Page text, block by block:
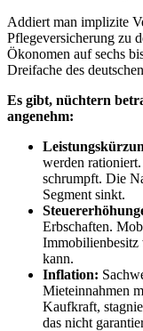
Addiert man implizite
Pflegeversicherung zu
Ökonomen auf sechs
Dreifache des
Es gibt, nüchtern
angenehm:
werden
schrumpft. Die
Segment sinkt.
Erbschaften.
kann.
Inflation:
Mieteinnahmen
Kaufkraft,
das nicht